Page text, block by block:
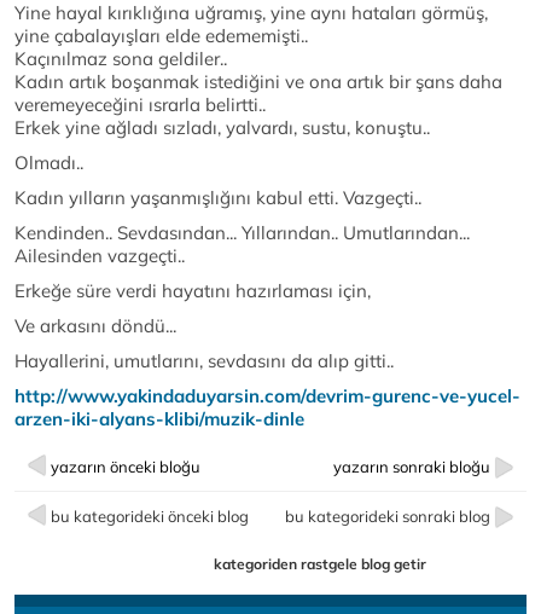
Yine hayal kırıklığına uğramış, yine aynı hataları görmüş,
yine çabalayışları elde edememişti..
Kaçınılmaz sona geldiler..
Kadın artık boşanmak istediğini ve ona artık bir şans daha
veremeyeceğini ısrarla belirtti..
Erkek yine ağladı sızladı, yalvardı, sustu, konuştu..
Olmadı..
Kadın yılların yaşanmışlığını kabul etti. Vazgeçti..
Kendinden.. Sevdasından... Yıllarından.. Umutlarından...
Ailesinden vazgeçti..
Erkeğe süre verdi hayatını hazırlaması için,
Ve arkasını döndü...
Hayallerini, umutlarını, sevdasını da alıp gitti..
http://www.yakindaduyarsin.com/devrim-gurenc-ve-yucel-
arzen-iki-alyans-klibi/muzik-dinle
yazarın önceki bloğu yazarın sonraki bloğu
bu kategorideki önceki blog bu kategorideki sonraki blog
kategoriden rastgele blog getir